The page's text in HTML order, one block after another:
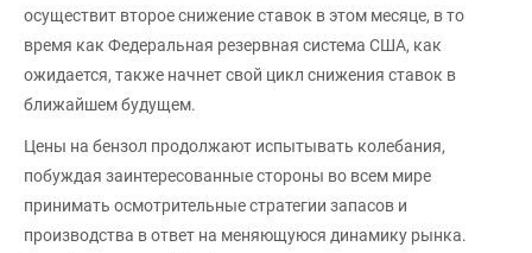
осуществит второе снижение ставок в этом месяце, в то
время как Федеральная резервная система США, как
ожидается, также начнет свой цикл снижения ставок в
ближайшем будущем.
Цены на бензол продолжают испытывать колебания,
побуждая заинтересованные стороны во всем мире
принимать осмотрительные стратегии запасов и
производства в ответ на меняющуюся динамику рынка.